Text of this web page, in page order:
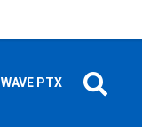
WAVE PTX